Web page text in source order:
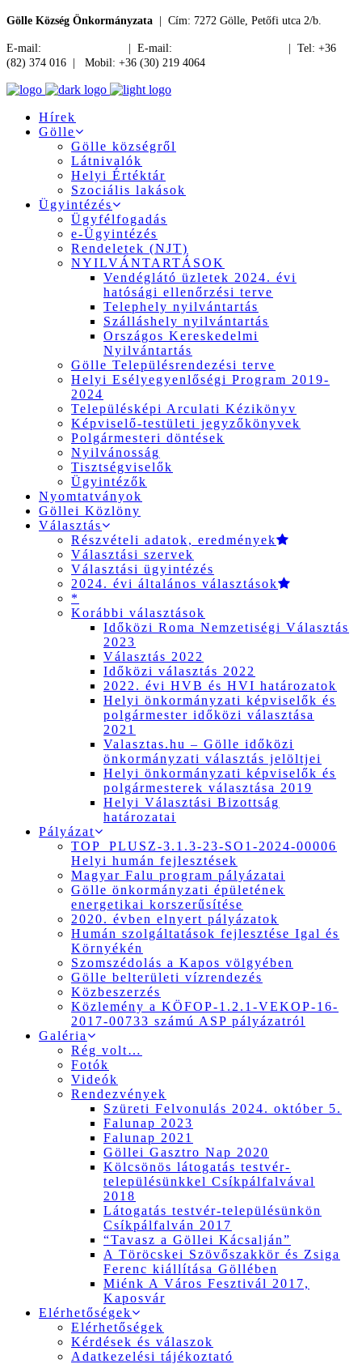
Gölle Község Önkormányzata | Cím: 7272 Gölle, Petőfi utca 2/b.
E-mail: | E-mail:
| Tel: +36
(82) 374 016 | Mobil: +36 (30) 219 4064
Hírek
Gölle
Gölle községről
Látnivalók
Helyi Értéktár
Szociális lakások
Ügyintézés
Ügyfélfogadás
e-Ügyintézés
Rendeletek (NJT)
NYILVÁNTARTÁSOK
Vendéglátó üzletek 2024. évi
hatósági ellenőrzési terve
Telephely nyilvántartás
Szálláshely nyilvántartás
Országos Kereskedelmi
Nyilvántartás
Gölle Településrendezési terve
Helyi Esélyegyenlőségi Program 2019-
2024
Településképi Arculati Kézikönyv
Képviselő-testületi jegyzőkönyvek
Polgármesteri döntések
Nyilvánosság
Tisztségviselők
Ügyintézők
Nyomtatványok
Göllei Közlöny
Választás
Részvételi adatok, eredmények
Választási szervek
Választási ügyintézés
2024. évi általános választások
*
Korábbi választások
Időközi Roma Nemzetiségi Választás
2023
Választás 2022
Időközi választás 2022
2022. évi HVB és HVI határozatok
Helyi önkormányzati képviselők és
polgármester időközi választása
2021
Valasztas.hu – Gölle időközi
önkormányzati választás jelöltjei
Helyi önkormányzati képviselők és
polgármesterek választása 2019
Helyi Választási Bizottság
határozatai
Pályázat
TOP_PLUSZ-3.1.3-23-SO1-2024-00006
Helyi humán fejlesztések
Magyar Falu program pályázatai
Gölle önkormányzati épületének
energetikai korszerűsítése
2020. évben elnyert pályázatok
Humán szolgáltatások fejlesztése Igal és
Környékén
Szomszédolás a Kapos völgyében
Gölle belterületi vízrendezés
Közbeszerzés
Közlemény a KÖFOP-1.2.1-VEKOP-16-
2017-00733 számú ASP pályázatról
Galéria
Rég volt…
Fotók
Videók
Rendezvények
Szüreti Felvonulás 2024. október 5.
Falunap 2023
Falunap 2021
Göllei Gasztro Nap 2020
Kölcsönös látogatás testvér-
településünkkel Csíkpálfalvával
2018
Látogatás testvér-településünkön
Csíkpálfalván 2017
“Tavasz a Göllei Kácsalján”
A Töröcskei Szövőszakkör és Zsiga
Ferenc kiállítása Göllében
Miénk A Város Fesztivál 2017,
Kaposvár
Elérhetőségek
Elérhetőségek
Kérdések és válaszok
Adatkezelési tájékoztató